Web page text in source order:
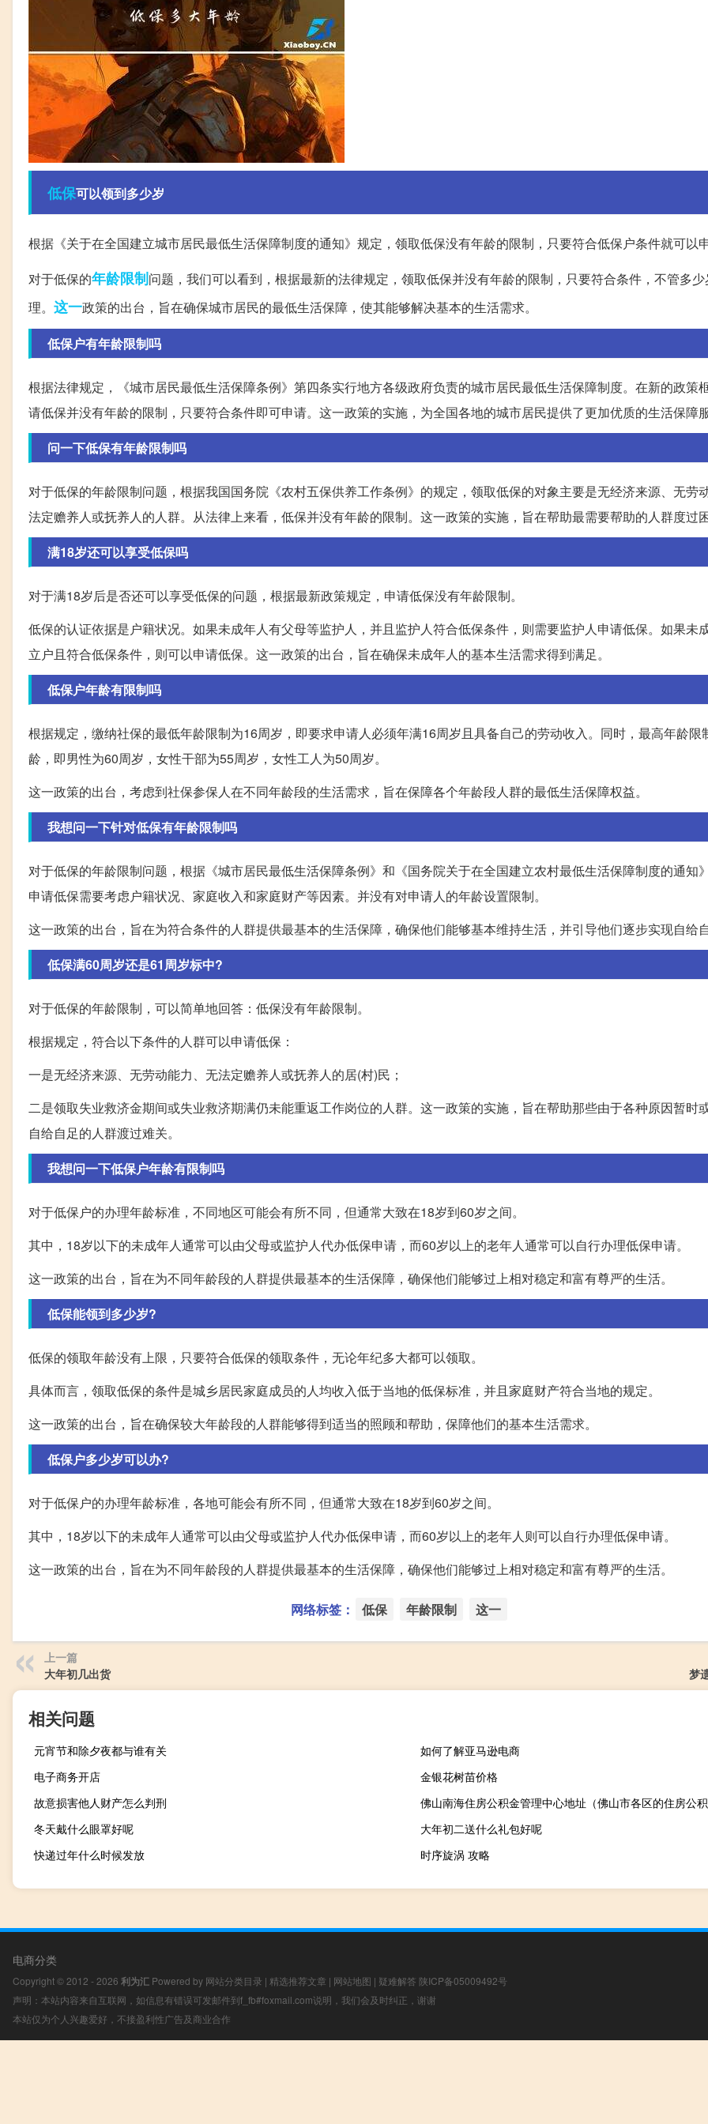
低保可以领到多少岁
根据《关于在全国建立城市居民最低生活保障制度的通知》规定，领取低保没有年龄的限制，只要符合低保户条件就可以申
对于低保的年龄限制问题，我们可以看到，根据最新的法律规定，领取低保并没有年龄的限制，只要符合条件，不管多
理。 这一政策的出台，旨在确保城市居民的最低生活保障，使其能够解决基本的生活需求。
低保户有年龄限制吗
根据法律规定，《城市居民最低生活保障条例》第四条实行地方各级政府负责的城市居民最低生活保障制度。在新的政策
请低保并没有年龄的限制，只要符合条件即可申请。这一政策的实施，为全国各地的城市居民提供了更加优质的生活保障服
问一下低保有年龄限制吗
对于低保的年龄限制问题，根据我国国务院《农村五保供养工作条例》的规定，领取低保的对象主要是无经济来源、无劳
法定赡养人或抚养人的人群。从法律上来看，低保并没有年龄的限制。这一政策的实施，旨在帮助最需要帮助的人群度过困
满18岁还可以享受低保吗
对于满18岁后是否还可以享受低保的问题，根据最新政策规定，申请低保没有年龄限制。
低保的认证依据是户籍状况。如果未成年人有父母等监护人，并且监护人符合低保条件，则需要监护人申请低保。如果未
立户且符合低保条件，则可以申请低保。这一政策的出台，旨在确保未成年人的基本生活需求得到满足。
低保户年龄有限制吗
根据规定，缴纳社保的最低年龄限制为16周岁，即要求申请人必须年满16周岁且具备自己的劳动收入。同时，最高年龄限
龄，即男性为60周岁，女性干部为55周岁，女性工人为50周岁。
这一政策的出台，考虑到社保参保人在不同年龄段的生活需求，旨在保障各个年龄段人群的最低生活保障权益。
我想问一下针对低保有年龄限制吗
对于低保的年龄限制问题，根据《城市居民最低生活保障条例》和《国务院关于在全国建立农村最低生活保障制度的通知
申请低保需要考虑户籍状况、家庭收入和家庭财产等因素。并没有对申请人的年龄设置限制。
这一政策的出台，旨在为符合条件的人群提供最基本的生活保障，确保他们能够基本维持生活，并引导他们逐步实现自给自
低保满60周岁还是61周岁标中?
对于低保的年龄限制，可以简单地回答：低保没有年龄限制。
根据规定，符合以下条件的人群可以申请低保：
一是无经济来源、无劳动能力、无法定赡养人或抚养人的居(村)民；
二是领取失业救济金期间或失业救济期满仍未能重返工作岗位的人群。这一政策的实施，旨在帮助那些由于各种原因暂时
自给自足的人群渡过难关。
我想问一下低保户年龄有限制吗
对于低保户的办理年龄标准，不同地区可能会有所不同，但通常大致在18岁到60岁之间。
其中，18岁以下的未成年人通常可以由父母或监护人代办低保申请，而60岁以上的老年人通常可以自行办理低保申请。
这一政策的出台，旨在为不同年龄段的人群提供最基本的生活保障，确保他们能够过上相对稳定和富有尊严的生活。
低保能领到多少岁?
低保的领取年龄没有上限，只要符合低保的领取条件，无论年纪多大都可以领取。
具体而言，领取低保的条件是城乡居民家庭成员的人均收入低于当地的低保标准，并且家庭财产符合当地的规定。
这一政策的出台，旨在确保较大年龄段的人群能够得到适当的照顾和帮助，保障他们的基本生活需求。
低保户多少岁可以办?
对于低保户的办理年龄标准，各地可能会有所不同，但通常大致在18岁到60岁之间。
其中，18岁以下的未成年人通常可以由父母或监护人代办低保申请，而60岁以上的老年人则可以自行办理低保申请。
这一政策的出台，旨在为不同年龄段的人群提供最基本的生活保障，确保他们能够过上相对稳定和富有尊严的生活。
网络标签： 低保 年龄限制 这一
上一篇
大年初几出货
梦
相关问题
元宵节和除夕夜都与谁有关
如何了解亚马逊电商
电子商务开店
金银花树苗价格
故意损害他人财产怎么判刑
冬天戴什么眼罩好呢
大年初二送什么礼包好呢
快递过年什么时候发放
时序旋涡 攻略
电商分类
Copyright © 2012 - 2026 利为汇 Powered by 网站分类目录 | 精选推荐文章 | 网站地图 | 疑难解答 陕ICP备05009492号
声明：本站内容来自互联网，如信息有错误可发邮件到f_fb#foxmail.com说明，我们会及时纠正，谢谢
本站仅为个人兴趣爱好，不接盈利性广告及商业合作